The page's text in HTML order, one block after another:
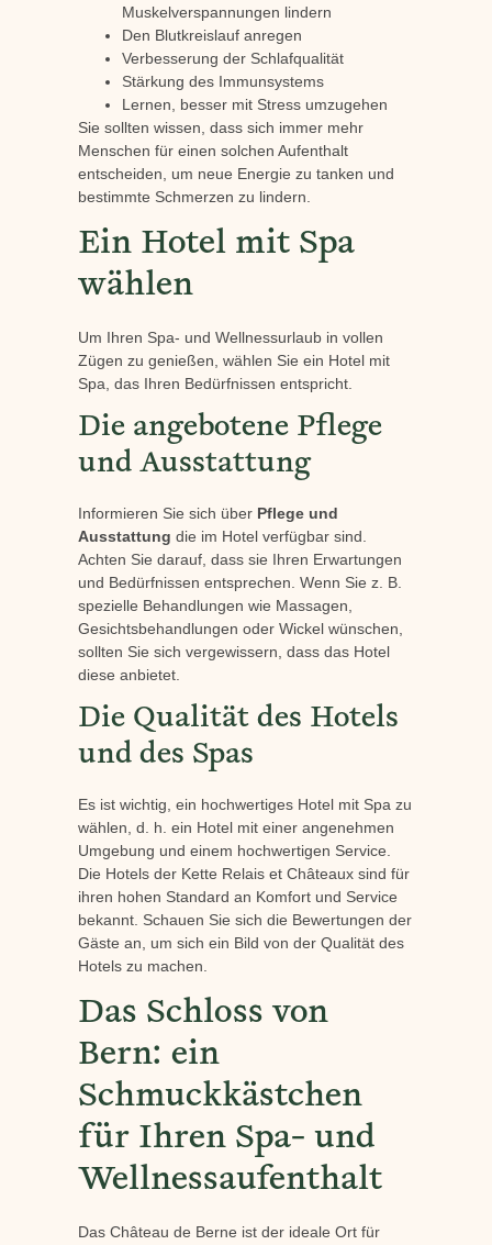
Muskelverspannungen lindern
Den Blutkreislauf anregen
Verbesserung der Schlafqualität
Stärkung des Immunsystems
Lernen, besser mit Stress umzugehen
Sie sollten wissen, dass sich immer mehr
Menschen für einen solchen Aufenthalt
entscheiden, um neue Energie zu tanken und
bestimmte Schmerzen zu lindern.
Ein Hotel mit Spa
wählen
Um Ihren Spa- und Wellnessurlaub in vollen
Zügen zu genießen, wählen Sie ein Hotel mit
Spa, das Ihren Bedürfnissen entspricht.
Die angebotene Pflege
und Ausstattung
Informieren Sie sich über Pflege und
Ausstattung die im Hotel verfügbar sind.
Achten Sie darauf, dass sie Ihren Erwartungen
und Bedürfnissen entsprechen. Wenn Sie z. B.
spezielle Behandlungen wie Massagen,
Gesichtsbehandlungen oder Wickel wünschen,
sollten Sie sich vergewissern, dass das Hotel
diese anbietet.
Die Qualität des Hotels
und des Spas
Es ist wichtig, ein hochwertiges Hotel mit Spa zu
wählen, d. h. ein Hotel mit einer angenehmen
Umgebung und einem hochwertigen Service.
Die Hotels der Kette Relais et Châteaux sind für
ihren hohen Standard an Komfort und Service
bekannt. Schauen Sie sich die Bewertungen der
Gäste an, um sich ein Bild von der Qualität des
Hotels zu machen.
Das Schloss von
Bern: ein
Schmuckkästchen
für Ihren Spa- und
Wellnessaufenthalt
Das Château de Berne ist der ideale Ort für